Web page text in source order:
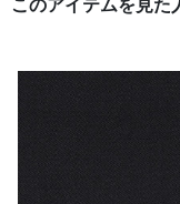
このアイテムを見た